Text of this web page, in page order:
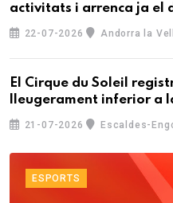
activitats i arrenca ja el
22-07-2026 Andorra la
El Cirque du Soleil
lleugerament inferior a
21-07-2026 Escaldes-
ESPORTS